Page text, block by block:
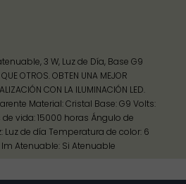
3 W, Luz de Día, Base G9
OTROS. OBTEN UNA MEJOR
CON LA ILUMINACIÓN LED.
Material: Cristal Base: G9 Volts:
de vida: 15000 horas Ángulo de
Luz de día Temperatura de color: 6
Atenuable: Si Atenuable